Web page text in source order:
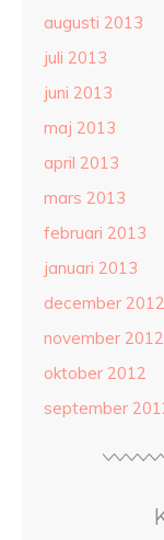
augusti 2013
juli 2013
juni 2013
maj 2013
april 2013
mars 2013
februari 2013
januari 2013
december 2012
november 2012
oktober 2012
september